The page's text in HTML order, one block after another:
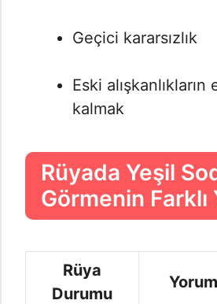
Geçici kararsızlık
Eski
kalmak
Rüyada Yeşil
Görmenin Farklı
Rüya
Durumu